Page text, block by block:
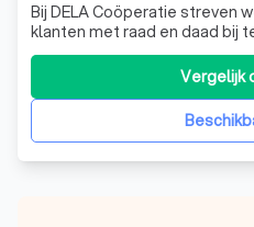
Bij DELA Coöperatie streven
klanten met raad en daad bij
toekomst zo zorgeloos
We zijn er om een waardige
waarborgen en om de
levensverzekeringsmarkt en
Vergelijk